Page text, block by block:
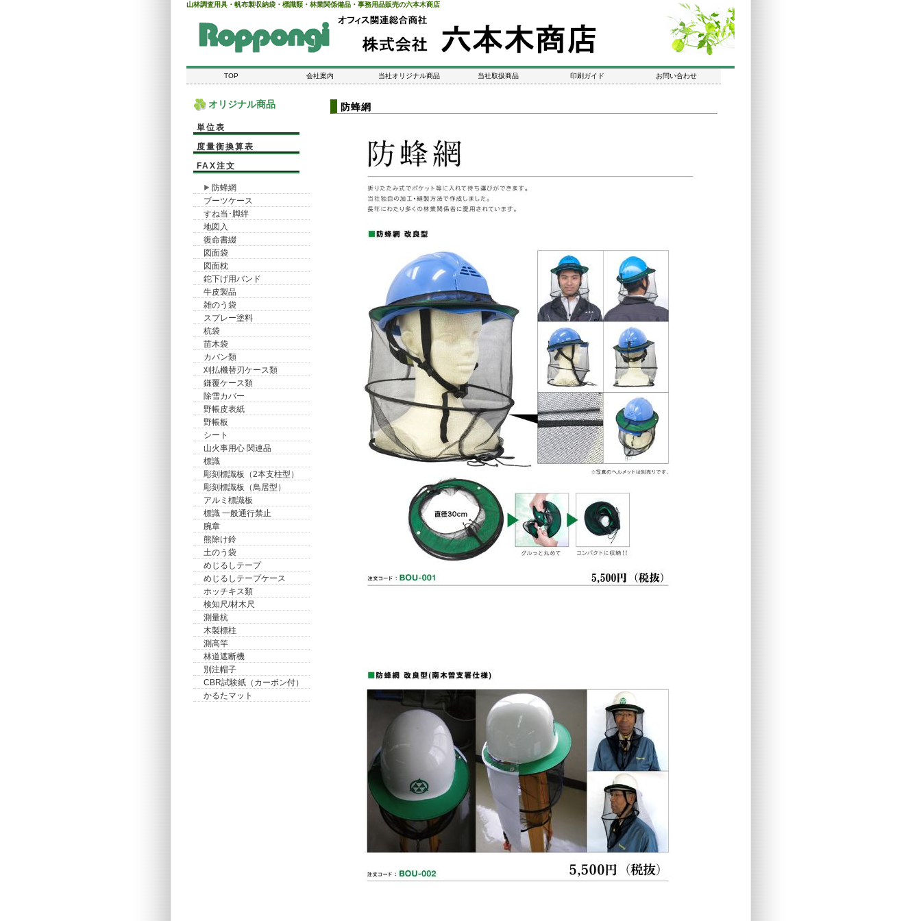
山林調査用具・帆布製収納袋・標識類・林業関係備品・事務用品販売の六本木商店
TOP 会社案内 当社オリジナル商品 当社取扱商品 印刷ガイド お問い合わせ
オリジナル商品
単位表
度量衡換算表
FAX注文
防蜂網
ブーツケース
すね当･脚絆
地図入
復命書綴
図面袋
図面枕
鉈下げ用バンド
牛皮製品
雑のう袋
スプレー塗料
杭袋
苗木袋
カバン類
刈払機替刃ケース類
鎌覆ケース類
除雪カバー
野帳皮表紙
野帳板
シート
山火事用心 関連品
標識
彫刻標識板（2本支柱型）
彫刻標識板（鳥居型）
アルミ標識板
標識 一般通行禁止
腕章
熊除け鈴
土のう袋
めじるしテープ
めじるしテープケース
ホッチキス類
検知尺/材木尺
測量杭
木製標柱
測高竿
林道遮断機
別注帽子
CBR試験紙（カーボン付）
かるたマット
防蜂網